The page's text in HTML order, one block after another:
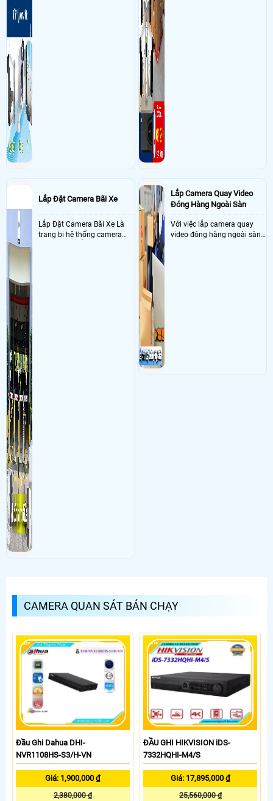
Lắp Đặt Camera Bãi Xe
Lắp Đặt Camera Bãi Xe Là
trang bị hệ thống camera
Lắp Camera Quay Video
Đóng Hàng Ngoài Sàn
Với việc lắp camera quay
video đóng hàng ngoài sàn
CAMERA QUAN SÁT BÁN CHẠY
Đầu Ghi Dahua DHI-
NVR1108HS-S3/H-VN
Giá: 1,900,000 ₫
2,380,000 ₫
ĐẦU GHI HIKVISION iDS-
7332HQHI-M4/S
Giá: 17,895,000 ₫
25,560,000 ₫